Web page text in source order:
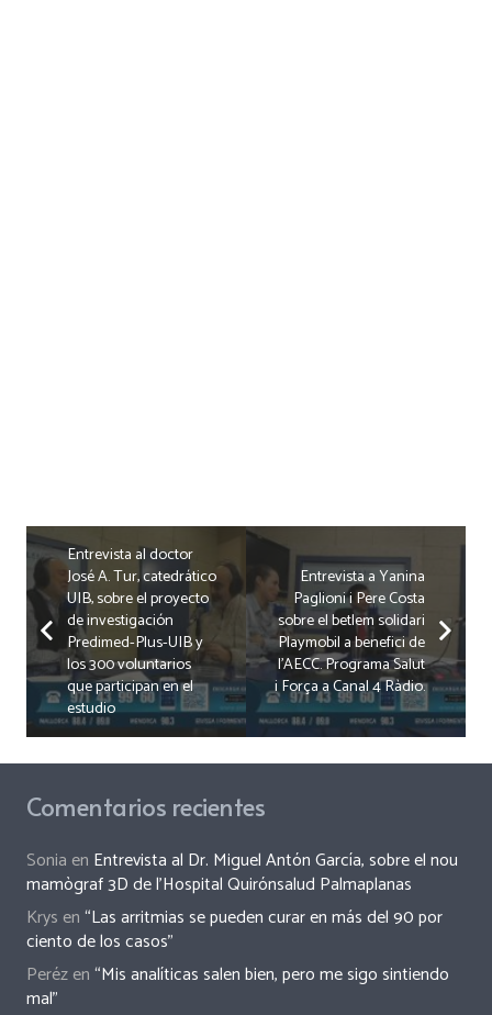
Entrevista al doctor
José A. Tur, catedrático
UIB, sobre el proyecto
de investigación
Predimed-Plus-UIB y
los 300 voluntarios
que participan en el
estudio
Entrevista a Yanina
Paglioni i Pere Costa
sobre el betlem solidari
Playmobil a benefici de
l’AECC. Programa Salut
i Força a Canal 4 Ràdio.
Comentarios recientes
Sonia en Entrevista al Dr. Miguel Antón García, sobre el nou
mamògraf 3D de l’Hospital Quirónsalud Palmaplanas
Krys en“Las arritmias se pueden curar en más del 90 por
ciento de los casos”
Perézen“Mis analíticas salen bien, pero me sigo sintiendo
mal”